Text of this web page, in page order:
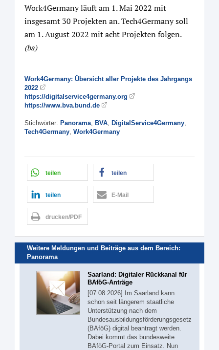
Work4Germany läuft am 1. Mai 2022 mit
insgesamt 30 Projekten an. Tech4Germany soll
am 1. August 2022 mit acht Projekten folgen.
(ba)
Work4Germany: Übersicht aller Projekte des Jahrgangs
2022
https://digitalservice4germany.org
https://www.bva.bund.de
Stichwörter: Panorama, BVA, DigitalService4Germany,
Tech4Germany, Work4Germany
teilen teilen
teilen E-Mail
drucken/PDF
Weitere Meldungen und Beiträge aus dem Bereich:
Panorama
Saarland: Digitaler Rückkanal für
BAföG-Anträge
[07.08.2026] Im Saarland kann
schon seit längerem staatliche
Unterstützung nach dem
Bundesausbildungsförderungsgesetz
(BAföG) digital beantragt werden.
Dabei kommt das bundesweite
BAföG-Portal zum Einsatz. Nun